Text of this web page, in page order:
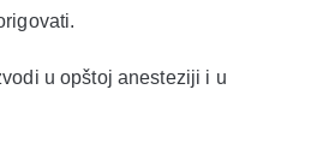
u opštoj anesteziji i u